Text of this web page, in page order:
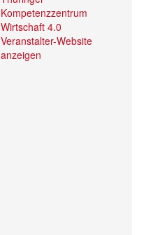
Kompetenzzentrum
Wirtschaft 4.0
Veranstalter-Website
anzeigen